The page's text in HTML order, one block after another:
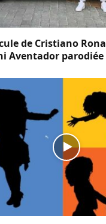
de Cristiano
Aventador parodiée